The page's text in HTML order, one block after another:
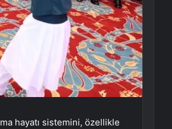
hayatı sistemini, özellikle